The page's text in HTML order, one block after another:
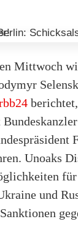
Mittwoch
Unoaks
für
und